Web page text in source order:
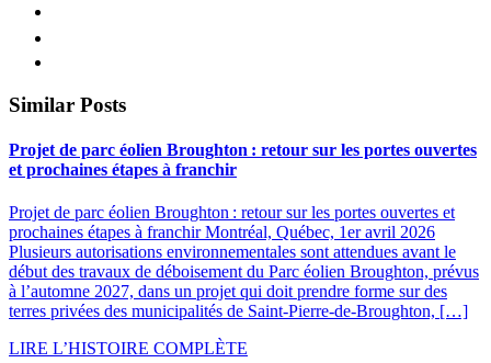
Similar Posts
Projet de parc éolien Broughton : retour sur les portes ouvertes
et prochaines étapes à franchir
Projet de parc éolien Broughton : retour sur les portes ouvertes et
prochaines étapes à franchir Montréal, Québec, 1er avril 2026
Plusieurs autorisations environnementales sont attendues avant le
début des travaux de déboisement du Parc éolien Broughton, prévus
à l’automne 2027, dans un projet qui doit prendre forme sur des
terres privées des municipalités de Saint-Pierre-de-Broughton, […]
LIRE L’HISTOIRE COMPLÈTE